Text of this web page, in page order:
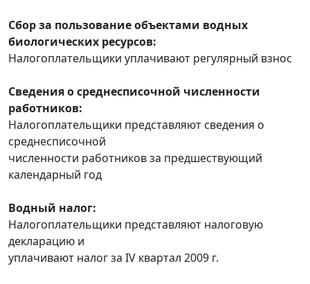
Сбор за пользование объектами водных
биологических ресурсов:
Налогоплательщики уплачивают регулярный взнос
Сведения о среднесписочной численности
работников:
Налогоплательщики представляют сведения о
среднесписочной
численности работников за предшествующий
календарный год
Водный налог:
Налогоплательщики представляют налоговую
декларацию и
уплачивают налог за IV квартал 2009 г.